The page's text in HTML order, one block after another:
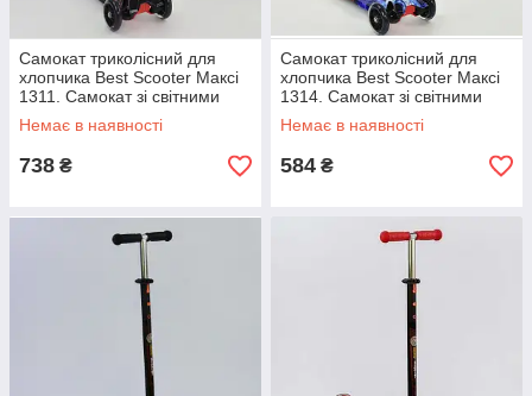
Самокат триколісний для
хлопчика Best Scooter Максі
1311. Самокат зі світними
колесами
Немає в наявності
738 ₴
Самокат триколісний для
хлопчика Best Scooter Максі
1314. Самокат зі світними
колесами
Немає в наявності
584 ₴